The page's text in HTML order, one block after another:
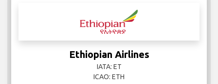
Ethiopian Airlines
IATA: ET
ICAO: ETH